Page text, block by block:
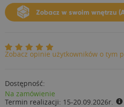
Zobacz w swoim wnętrzu
Zobacz opinie użytkowników o tym
Dostępność:
Na zamówienie
Termin realizacji: 15-20.09.2026r.